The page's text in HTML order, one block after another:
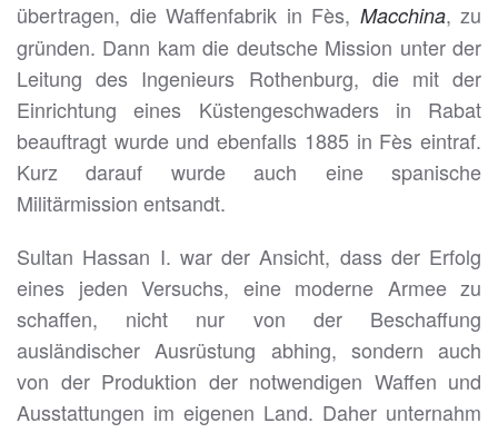
übertragen, die Waffenfabrik in Fès, Macchina, zu
gründen. Dann kam die deutsche Mission unter der
Leitung des Ingenieurs Rothenburg, die mit der
Einrichtung eines Küstengeschwaders in Rabat
beauftragt wurde und ebenfalls 1885 in Fès eintraf.
Kurz darauf wurde auch eine spanische
Militärmission entsandt.
Sultan Hassan I. war der Ansicht, dass der Erfolg
eines jeden Versuchs, eine moderne Armee zu
schaffen, nicht nur von der Beschaffung
ausländischer Ausrüstung abhing, sondern auch
von der Produktion der notwendigen Waffen und
Ausstattungen im eigenen Land. Daher unternahm